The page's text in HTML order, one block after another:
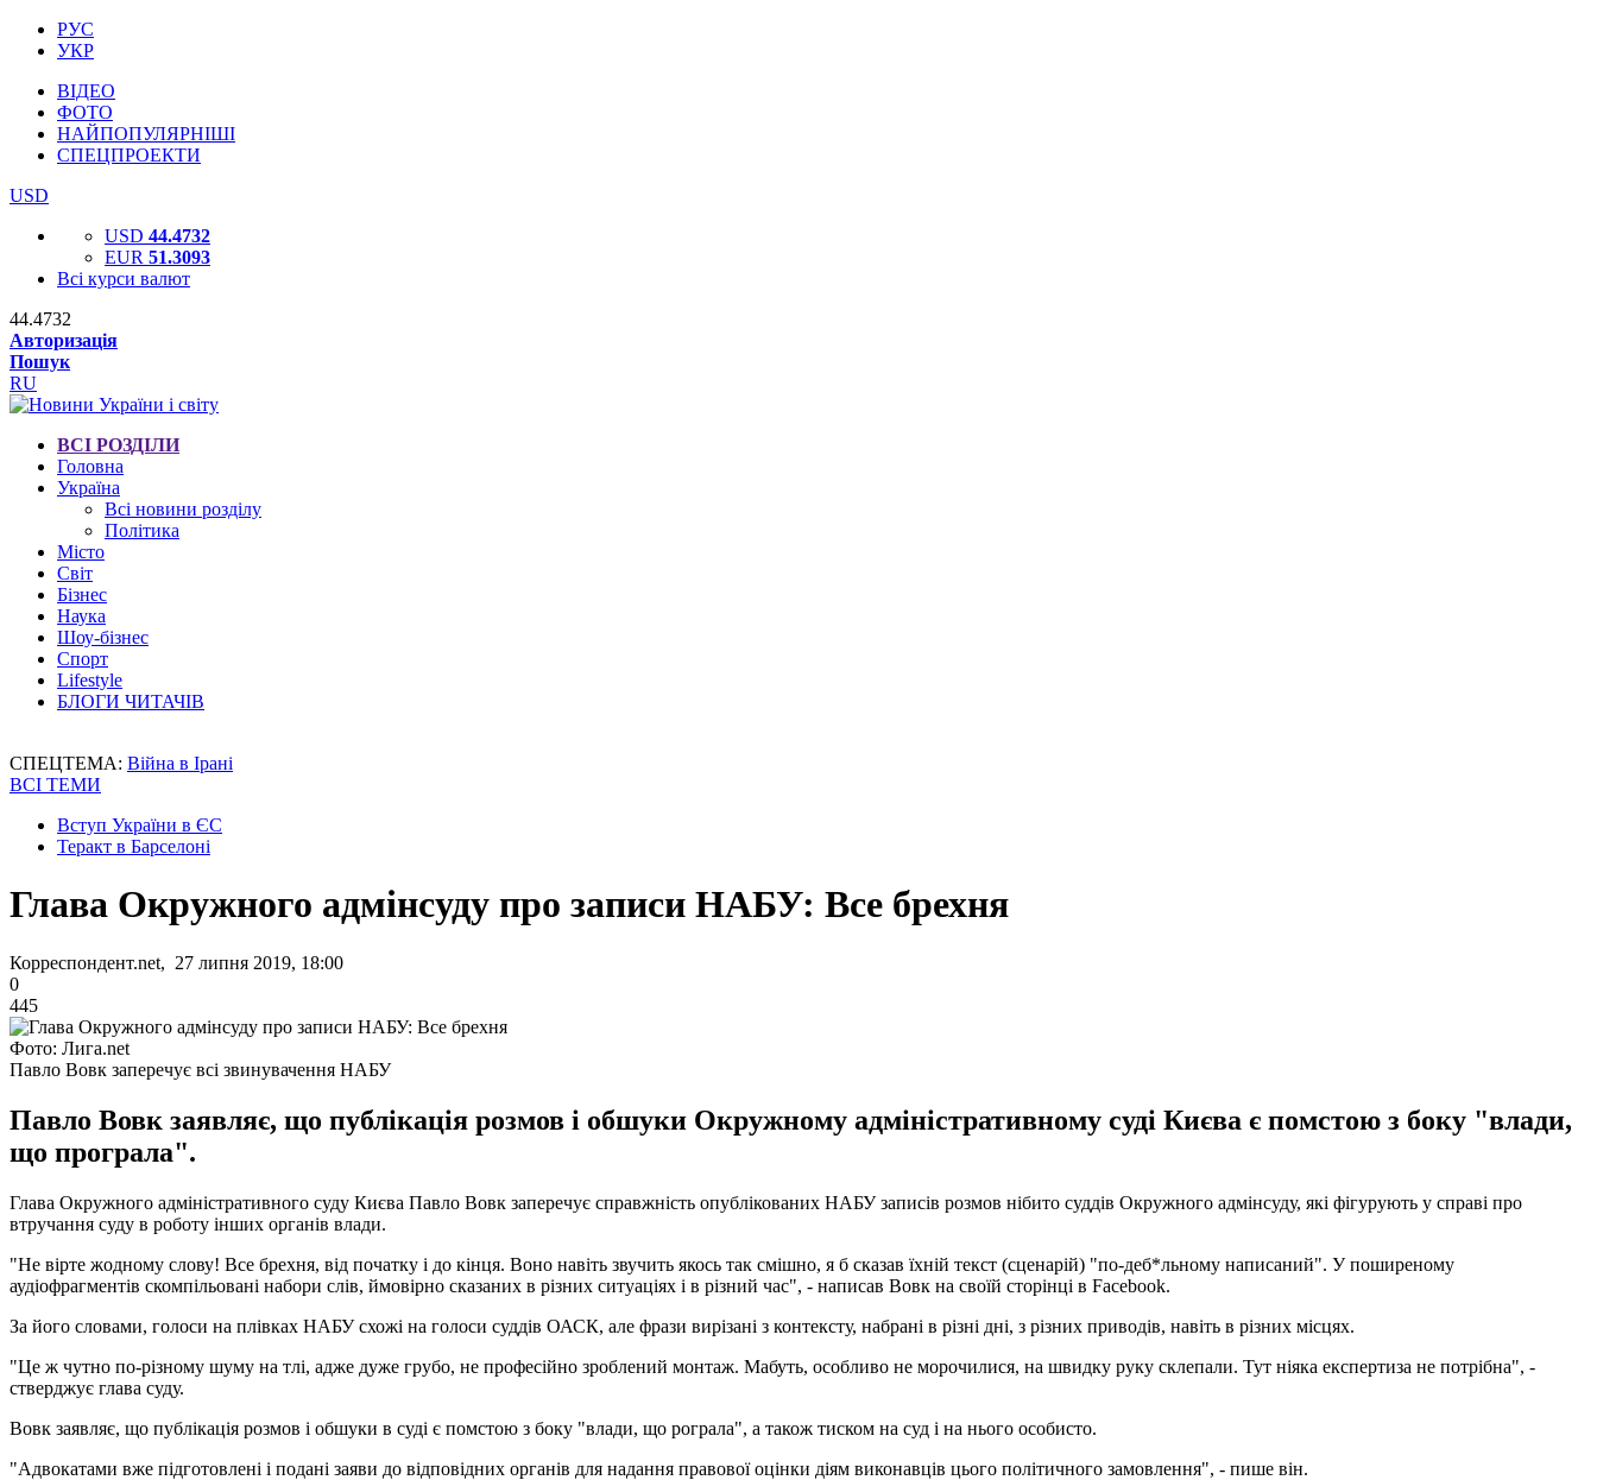
РУС
УКР
ВІДЕО
ФОТО
НАЙПОПУЛЯРНІШІ
СПЕЦПРОЕКТИ
USD
USD 44.4732
EUR 51.3093
Всі курси валют
44.4732
Авторизація
Пошук
RU
ВСІ РОЗДІЛИ
Головна
Україна
Всі новини розділу
Політика
Місто
Світ
Бізнес
Наука
Шоу-бізнес
Спорт
Lifestyle
БЛОГИ ЧИТАЧІВ
СПЕЦТЕМА: Війна в Ірані
ВСІ ТЕМИ
Вступ України в ЄС
Теракт в Барселоні
Глава Окружного адмінсуду про записи НАБУ: Все брехня
Корреспондент.net, 27 липня 2019, 18:00
0
445
Фото: Лига.net
Павло Вовк заперечує всі звинувачення НАБУ
Павло Вовк заявляє, що публікація розмов і обшуки Окружному адміністративному суді Києва є помстою з боку "влади,
що програла".
Глава Окружного адміністративного суду Києва Павло Вовк заперечує справжність опублікованих НАБУ записів розмов нібито суддів Окружного адмінсуду, які фігурують у справі про
втручання суду в роботу інших органів влади.
"Не вірте жодному слову! Все брехня, від початку і до кінця. Воно навіть звучить якось так смішно, я б сказав їхній текст (сценарій) "по-деб*льному написаний". У поширеному
аудіофрагментів скомпільовані набори слів, ймовірно сказаних в різних ситуаціях і в різний час", - написав Вовк на своїй сторінці в Facebook.
За його словами, голоси на плівках НАБУ схожі на голоси суддів ОАСК, але фрази вирізані з контексту, набрані в різні дні, з різних приводів, навіть в різних місцях.
"Це ж чутно по-різному шуму на тлі, адже дуже грубо, не професійно зроблений монтаж. Мабуть, особливо не морочилися, на швидку руку склепали. Тут ніяка експертиза не потрібна", -
стверджує глава суду.
Вовк заявляє, що публікація розмов і обшуки в суді є помстою з боку "влади, що рограла", а також тиском на суд і на нього особисто.
"Адвокатами вже підготовлені і подані заяви до відповідних органів для надання правової оцінки діям виконавців цього політичного замовлення", - пише він.